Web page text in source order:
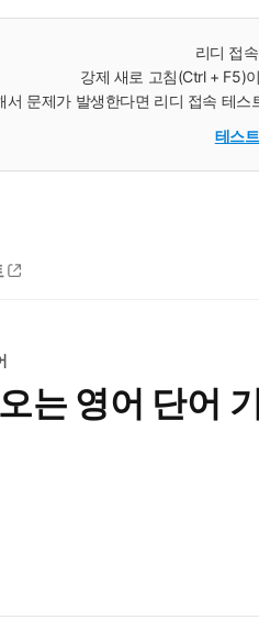
리디 접
강제 새로 고침(Ctrl + F5)
서 문제가 발생한다면 리디 접속 테
테스
는 영어 단어